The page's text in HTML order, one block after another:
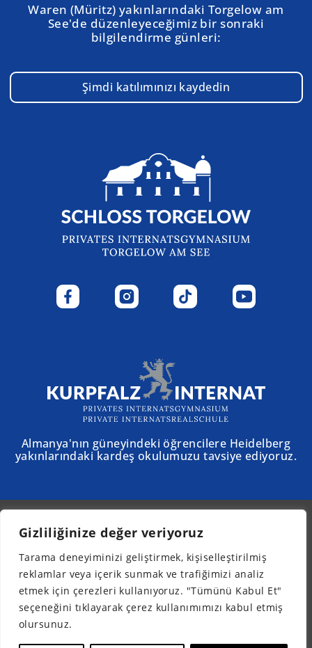
Gizliliğinize değer veriyoruz
Tarama deneyiminizi geliştirmek, kişiselleştirilmiş
reklamlar veya içerik sunmak ve trafiğimizi analiz
etmek için çerezleri kullanıyoruz. "Tümünü Kabul Et"
seçeneğini tıklayarak çerez kullanımımızı kabul etmiş
olursunuz.
Waren (Müritz) yakınlarındaki Torgelow am
See'de düzenleyeceğimiz bir sonraki
bilgilendirme günleri:
Şimdi katılımınızı kaydedin
Almanya'nın güneyindeki öğrencilere Heidelberg
yakınlarındaki kardeş okulumuzu tavsiye ediyoruz.
© 2025 - Schloss Torgelow
Bülten
Yasal bilgiler
Veri koruması
TR